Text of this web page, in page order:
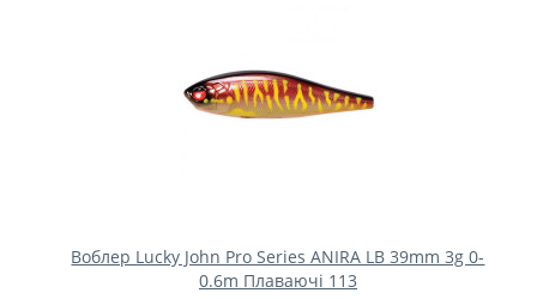
Воблер Lucky John Pro Series ANIRA LB 39mm 3g 0-
0.6m Плаваючі 113